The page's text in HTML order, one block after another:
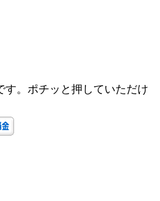
す。ポチッと押していただけ